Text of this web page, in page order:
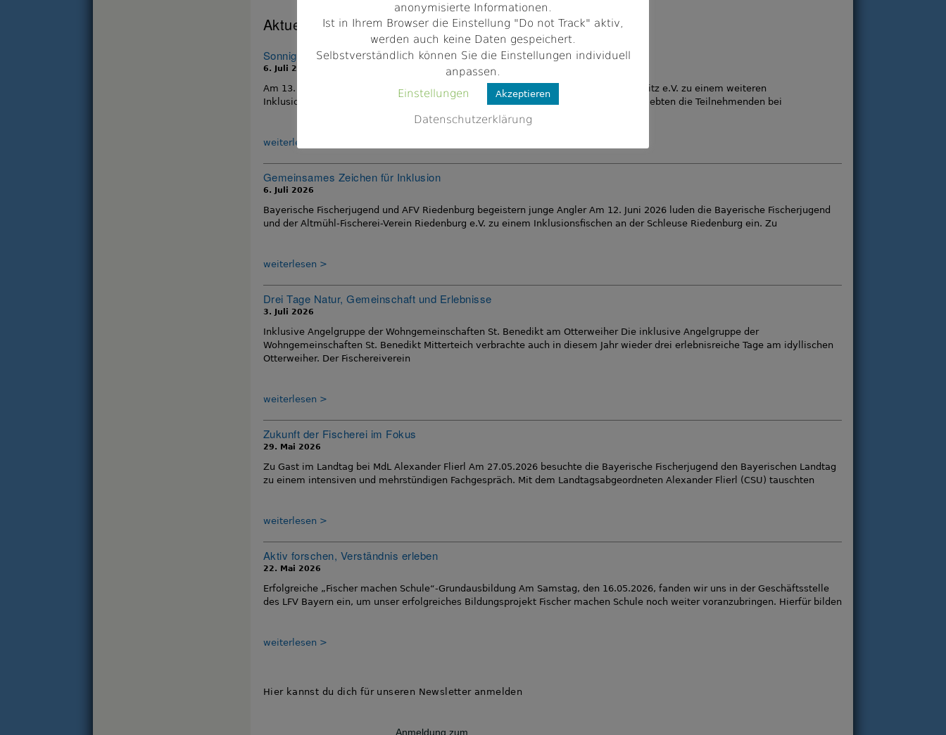
Aktuelles
Sonniges Inklusionsfischen in Neustadt bei Coburg
6. Juli 2026
Am 13. Juni 2026 luden die Bayerische Fischerjugend und die Angelfreunde Meilschnitz e.V. zu einem weiteren
Inklusionsfischen ein. Am idyllisch gelegenen Haiderteich in Neustadt bei Coburg erlebten die Teilnehmenden bei
weiterlesen
Gemeinsames Zeichen für Inklusion
6. Juli 2026
Bayerische Fischerjugend und AFV Riedenburg begeistern junge Angler Am 12. Juni 2026 luden die Bayerische Fischerjugend
und der Altmühl-Fischerei-Verein Riedenburg e.V. zu einem Inklusionsfischen an der Schleuse Riedenburg ein. Zu
weiterlesen
Drei Tage Natur, Gemeinschaft und Erlebnisse
3. Juli 2026
Inklusive Angelgruppe der Wohngemeinschaften St. Benedikt am Otterweiher Die inklusive Angelgruppe der
Wohngemeinschaften St. Benedikt Mitterteich verbrachte auch in diesem Jahr wieder drei erlebnisreiche Tage am idyllischen
Otterweiher. Der Fischereiverein
weiterlesen
Zukunft der Fischerei im Fokus
29. Mai 2026
Zu Gast im Landtag bei MdL Alexander Flierl Am 27.05.2026 besuchte die Bayerische Fischerjugend den Bayerischen Landtag
zu einem intensiven und mehrstündigen Fachgespräch. Mit dem Landtagsabgeordneten Alexander Flierl (CSU) tauschten
weiterlesen
Aktiv forschen, Verständnis erleben
22. Mai 2026
Erfolgreiche „Fischer machen Schule“-Grundausbildung Am Samstag, den 16.05.2026, fanden wir uns in der Geschäftsstelle
des LFV Bayern ein, um unser erfolgreiches Bildungsprojekt Fischer machen Schule noch weiter voranzubringen. Hierfür bilden
weiterlesen
Hier kannst du dich für unseren Newsletter anmelden
Anmeldung zum
anonymisierte Informationen.
Ist in Ihrem Browser die Einstellung "Do not Track" aktiv,
werden auch keine Daten gespeichert.
Selbstverständlich können Sie die Einstellungen individuell
anpassen.
Einstellungen
Akzeptieren
Datenschutzerklärung